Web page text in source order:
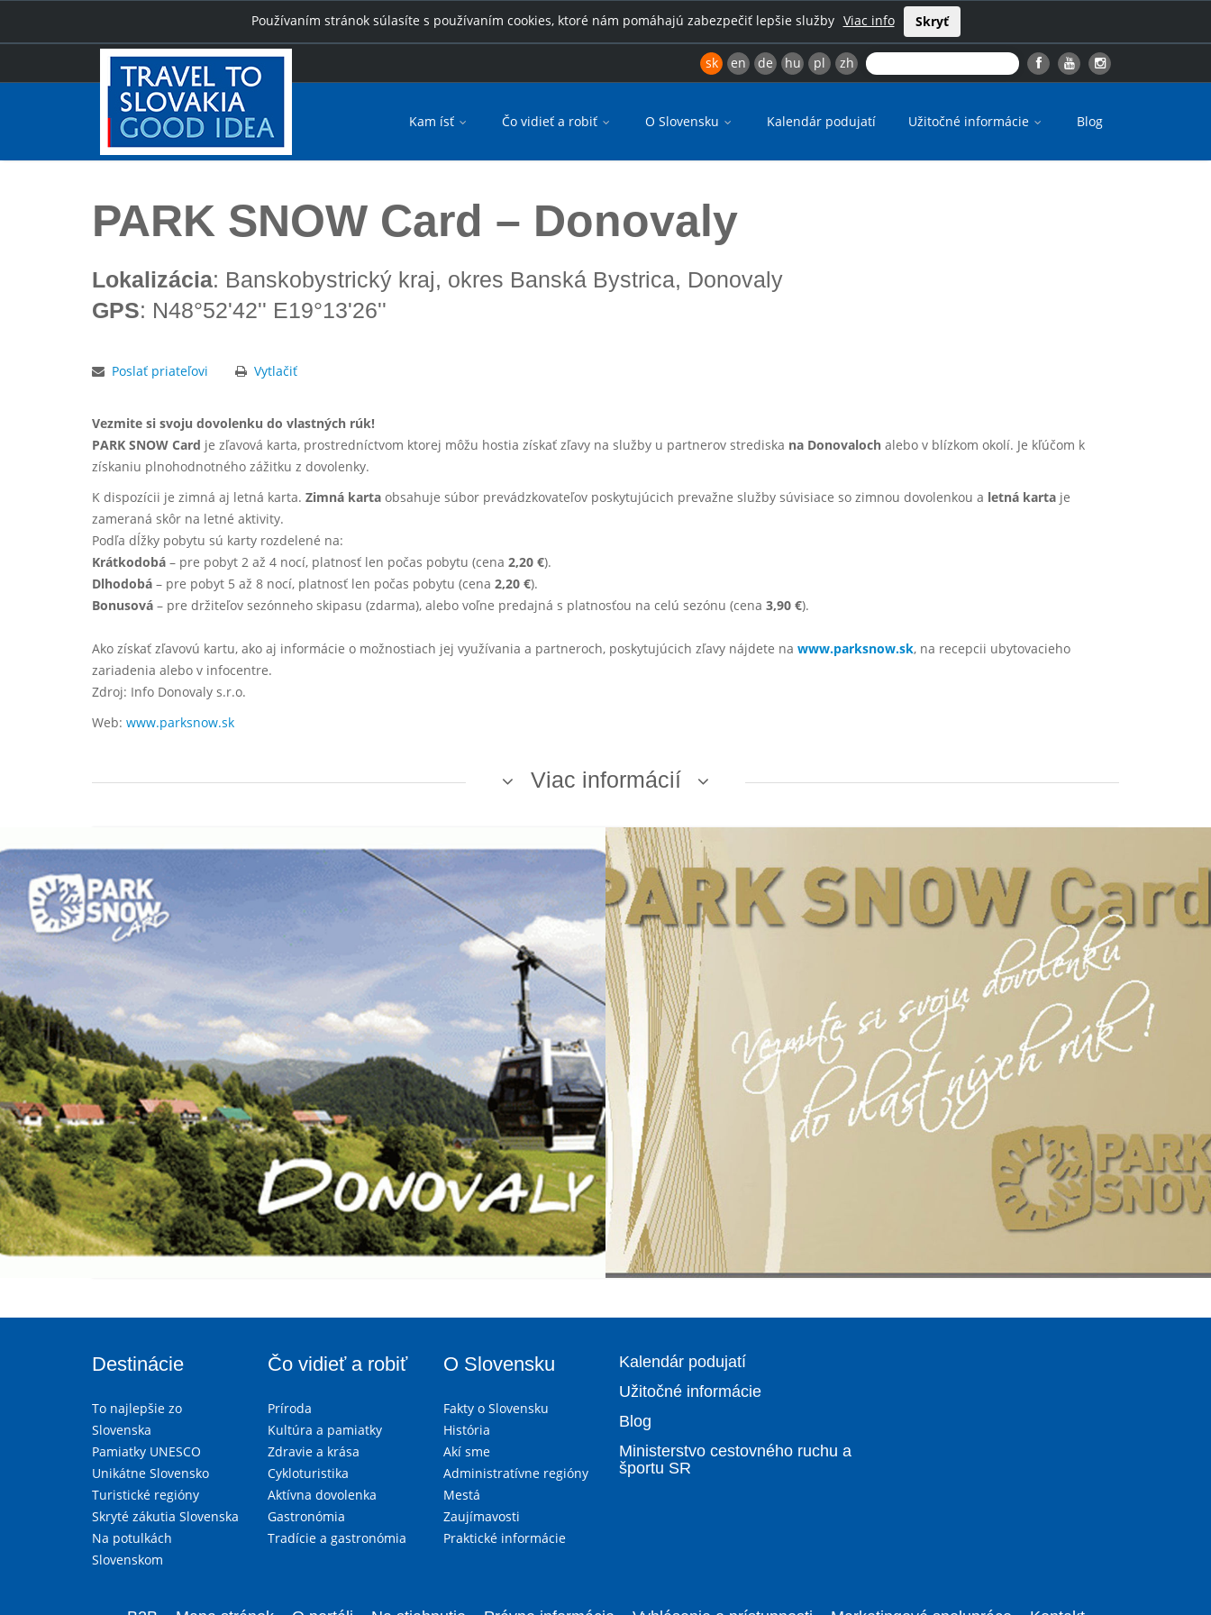
Používaním stránok súlasíte s používaním cookies, ktoré nám pomáhajú zabezpečiť lepšie služby Viac info Skryť
sk en de hu pl zh
Kam ísť Čo vidieť a robiť O Slovensku Kalendár podujatí Užitočné informácie Blog
Úvod PARK SNOW Card – Donovaly
PARK SNOW Card – Donovaly
Lokalizácia: Banskobystrický kraj, okres Banská Bystrica, Donovaly
GPS: N48°52'42'' E19°13'26''
Poslať priateľovi Vytlačiť
Vezmite si svoju dovolenku do vlastných rúk!
PARK SNOW Card je zľavová karta, prostredníctvom ktorej môžu hostia získať zľavy na služby u partnerov strediska na Donovaloch alebo v blízkom okolí. Je kľúčom k
získaniu plnohodnotného zážitku z dovolenky.
K dispozícii je zimná aj letná karta. Zimná karta obsahuje súbor prevádzkovateľov poskytujúcich prevažne služby súvisiace so zimnou dovolenkou a letná karta je
zameraná skôr na letné aktivity.
Podľa dĺžky pobytu sú karty rozdelené na:
Krátkodobá – pre pobyt 2 až 4 nocí, platnosť len počas pobytu (cena 2,20 €).
Dlhodobá – pre pobyt 5 až 8 nocí, platnosť len počas pobytu (cena 2,20 €).
Bonusová – pre držiteľov sezónneho skipasu (zdarma), alebo voľne predajná s platnosťou na celú sezónu (cena 3,90 €).
Ako získať zľavovú kartu, ako aj informácie o možnostiach jej využívania a partneroch, poskytujúcich zľavy nájdete na www.parksnow.sk, na recepcii ubytovacieho
zariadenia alebo v infocentre.
Zdroj: Info Donovaly s.r.o.
Web: www.parksnow.sk
Viac informácií
Destinácie
To najlepšie zo
Slovenska
Pamiatky UNESCO
Unikátne Slovensko
Turistické regióny
Skryté zákutia Slovenska
Na potulkách
Slovenskom
Čo vidieť a robiť
Príroda
Kultúra a pamiatky
Zdravie a krása
Cykloturistika
Aktívna dovolenka
Gastronómia
Tradície a gastronómia
O Slovensku
Fakty o Slovensku
História
Akí sme
Administratívne regióny
Mestá
Zaujímavosti
Praktické informácie
Kalendár podujatí
Užitočné informácie
Blog
Ministerstvo cestovného ruchu a
športu SR